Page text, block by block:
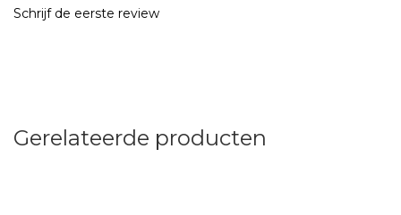
Schrijf de eerste review
Gerelateerde producten